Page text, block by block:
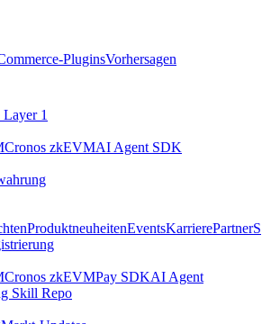
PluginsVorhersagen
1
Cronos zkEVMAI Agent SDK
ProduktneuheitenEventsKarrierePartnerS
Cronos zkEVMPay SDKAI Agent
Skill Repo